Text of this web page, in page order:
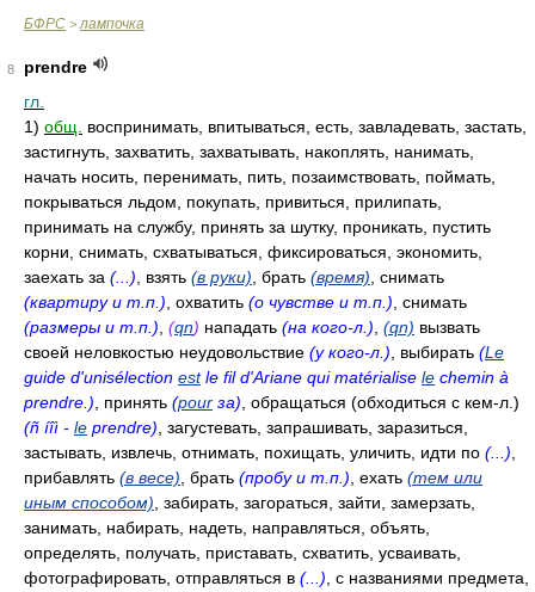
БФРС > лампочка
8
prendre
гл.
1) общ.
воспринимать, впитываться, есть, завладевать, застать,
застигнуть, захватить, захватывать, накоплять, нанимать,
начать носить, перенимать, пить, позаимствовать, поймать,
покрываться льдом, покупать, привиться, прилипать,
принимать на службу, принять за шутку, проникать, пустить
корни, снимать, схватываться, фиксироваться, экономить,
заехать за (...) , взять (в руки) , брать (время) , снимать
(квартиру и т.п.) , охватить (о чувстве и т.п.) , снимать
(размеры и т.п.) (qn) нападать (на кого-л.) (qn) вызвать
своей неловкостью неудовольствие (у кого-л.) , выбирать (Le
guide d'unisélection estle fil d'Ariane qui matérialise le chemin à
prendre.) , принять (pour за) , обращаться (обходиться с кем-л.)
(ñ íîì - le prendre) , загустевать, запрашивать, заразиться,
застывать, извлечь, отнимать, похищать, уличить, идти по (...)
прибавлять (в весе) , брать (пробу и т.п.) , ехать (тем или
иным способом) , забирать, загораться, зайти, замерзать,
занимать, набирать, надеть, направляться, объять,
определять, получать, приставать, схватить, усваивать,
фотографировать, отправляться в (...) , с названиями предмета,